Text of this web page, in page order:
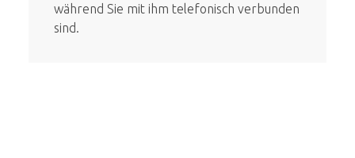
während Sie mit ihm telefonisch verbunden
sind.